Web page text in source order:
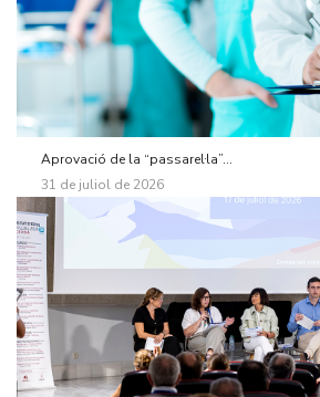
Aprovació de la “passarel·la”...
31 de juliol de 2026